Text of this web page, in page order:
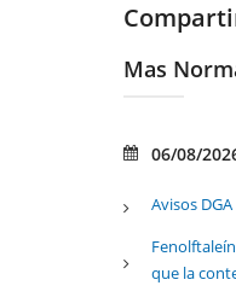
Mas
06/08/
Avisos DGA
que la